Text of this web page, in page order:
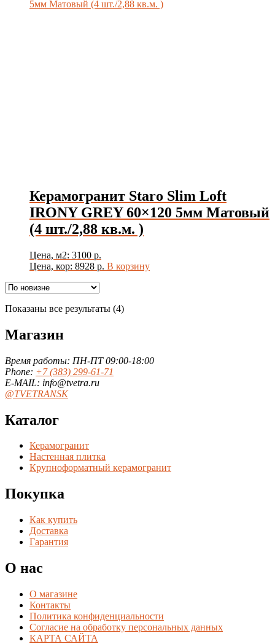
Керамогранит Staro Slim Loft
IRONY GREY 60×120 5мм Матовый
(4 шт./2,88 кв.м. )
Цена, м2: 3100 р.
Цена, кор: 8928 р. В корзину
Показаны все результаты (4)Сортировка:
Магазин
Время работы: ПН-ПТ 09:00-18:00
Phone: +7 (383) 299-61-71
E-MAIL: info@tvetra.ru
@TVETRANSK
Каталог
Керамогранит
Настенная плитка
Крупноформатный керамогранит
Покупка
Как купить
Доставка
Гарантия
О нас
О магазине
Контакты
Политика конфиденциальности
Согласие на обработку персональных данных
КАРТА САЙТА